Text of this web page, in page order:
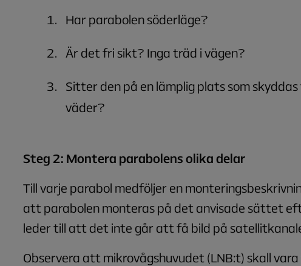
Har parabolen söderläge?
Är det fri sikt? Inga träd i vägen?
Sitter den på en lämplig plats som
väder?
Steg 2: Montera parabolens olika delar
Till varje parabol medföljer en
att parabolen monteras på det anvisade sättet
leder till att det inte går att få bild på
Observera att mikrovågshuvudet (LNB:t) skall